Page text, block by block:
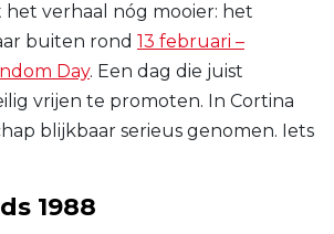
het verhaal nóg mooier: het
buiten rond 13 februari –
Day. Een dag die juist
vrijen te promoten. In Cortina
blijkbaar serieus genomen. Iets
1988